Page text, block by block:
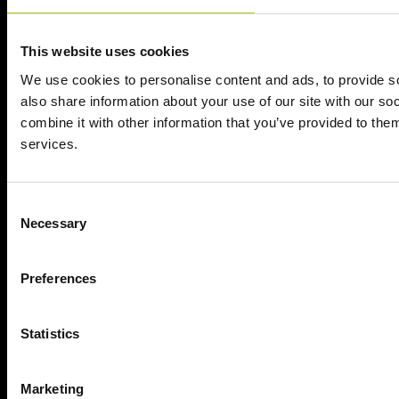
This website uses cookies
We use cookies to personalise content and ads, to provide
also share information about your use of our site with our
combine it with other information that you’ve provided to
services.
Selection
Necessary
Preferences
Statistics
Marketing
Scopri, Unisciti,
Condividi: